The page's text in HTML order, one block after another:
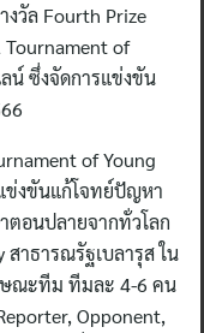
งวัล Fourth Prize
of
น์ ซึ่งจัดการแข่งขัน
of Young
ข่งขันแก้โจทย์ปัญหา
อนปลายจากทั่วโลก
สาธารณรัฐเบลารุส ใน
ษณะทีม ทีมละ 4-6 คน
Opponent,